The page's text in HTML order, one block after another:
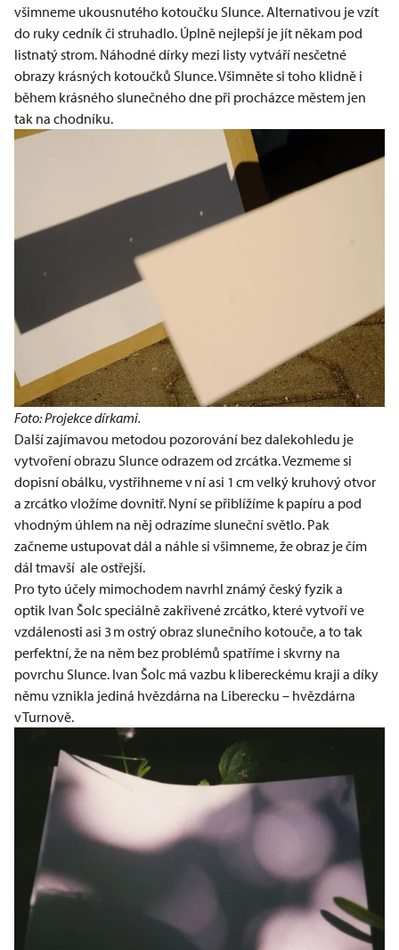
všimneme ukousnutého kotoučku Slunce. Alternativou je vzít
do ruky cedník či struhadlo. Úplně nejlepší je jít někam pod
listnatý strom. Náhodné dírky mezi listy vytváří nesčetné
obrazy krásných kotoučků Slunce. Všimněte si toho klidně i
během krásného slunečného dne při procházce městem jen
tak na chodníku.
Foto: Projekce dírkami.
Další zajímavou metodou pozorování bez dalekohledu je
vytvoření obrazu Slunce odrazem od zrcátka. Vezmeme si
dopisní obálku, vystřihneme v ní asi 1 cm velký kruhový otvor
a zrcátko vložíme dovnitř. Nyní se přiblížíme k papíru a pod
vhodným úhlem na něj odrazíme sluneční světlo. Pak
začneme ustupovat dál a náhle si všimneme, že obraz je čím
dál tmavší ale ostřejší.
Pro tyto účely mimochodem navrhl známý český fyzik a
optik Ivan Šolcspeciálně zakřivené zrcátko, které vytvoří ve
vzdálenosti asi 3 m ostrý obraz slunečního kotouče, a to tak
perfektní, že na něm bez problémů spatříme i skvrny na
povrchu Slunce. Ivan Šolc má vazbu k libereckému kraji a díky
němu vznikla jediná hvězdárna na Liberecku – hvězdárna
v Turnově.